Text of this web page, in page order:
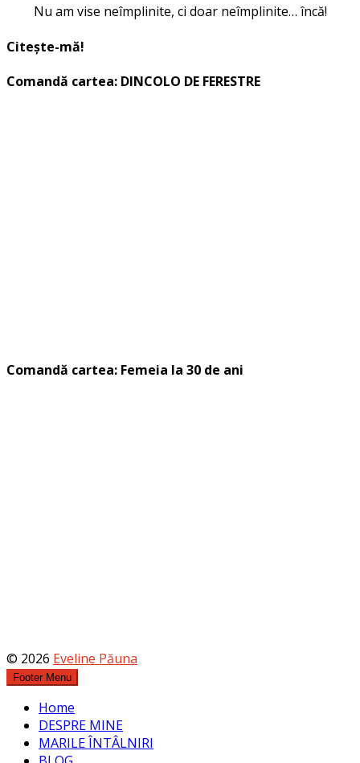
Nu am vise neîmplinite, ci doar neîmplinite… încă!
Citește-mă!
Comandă cartea: DINCOLO DE FERESTRE
Comandă cartea: Femeia la 30 de ani
© 2026 Eveline Păuna
Footer Menu
Home
DESPRE MINE
MARILE ÎNTÂLNIRI